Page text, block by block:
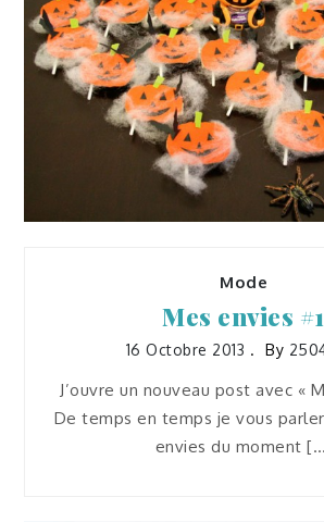
Déco et Diy
La bande des
30 Octobre 2013
Mode
Mes envies #1
16 Octobre 2013 By
J’ouvre un nouveau post avec «
De temps en temps je vous
envies du moment